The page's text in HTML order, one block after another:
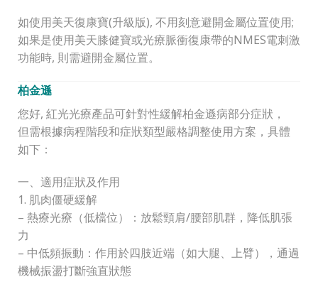
如使用美天復康寶(升級版), 不用刻意避開金屬位置使用;
如果是使用美天膝健寶或光療脈衝復康帶的NMES電刺激
功能時, 則需避開金屬位置。
柏金遜
您好, 紅光光療產品可針對性緩解柏金遜病部分症狀，
但需根據病程階段和症狀類型嚴格調整使用方案，具體
如下：
一、適用症狀及作用
1. 肌肉僵硬緩解
– 熱療光療（低檔位）：放鬆頸肩/腰部肌群，降低肌張
力
– 中低頻振動：作用於四肢近端（如大腿、上臂），通過
機械振盪打斷強直狀態